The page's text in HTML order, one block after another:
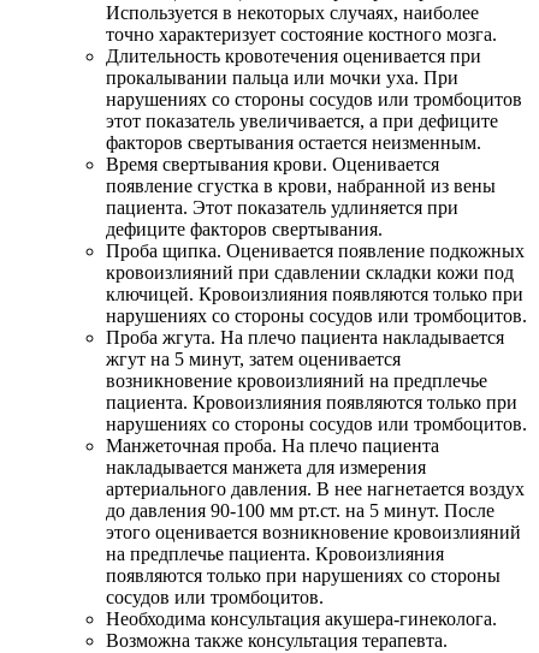
Используется в некоторых случаях, наиболее
точно характеризует состояние костного мозга.
Длительность кровотечения оценивается при
прокалывании пальца или мочки уха. При
нарушениях со стороны сосудов или тромбоцитов
этот показатель увеличивается, а при дефиците
факторов свертывания остается неизменным.
Время свертывания крови. Оценивается
появление сгустка в крови, набранной из вены
пациента. Этот показатель удлиняется при
дефиците факторов свертывания.
Проба щипка. Оценивается появление подкожных
кровоизлияний при сдавлении складки кожи под
ключицей. Кровоизлияния появляются только при
нарушениях со стороны сосудов или тромбоцитов.
Проба жгута. На плечо пациента накладывается
жгут на 5 минут, затем оценивается
возникновение кровоизлияний на предплечье
пациента. Кровоизлияния появляются только при
нарушениях со стороны сосудов или тромбоцитов.
Манжеточная проба. На плечо пациента
накладывается манжета для измерения
артериального давления. В нее нагнетается воздух
до давления 90-100 мм рт.ст. на 5 минут. После
этого оценивается возникновение кровоизлияний
на предплечье пациента. Кровоизлияния
появляются только при нарушениях со стороны
сосудов или тромбоцитов.
Необходима консультация акушера-гинеколога.
Возможна также консультация терапевта.